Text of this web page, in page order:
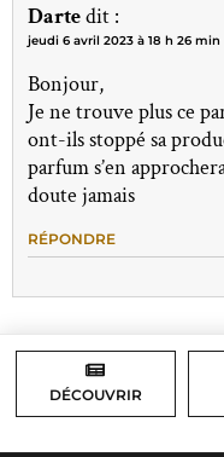
Dartedit :
jeudi 6 avril 2023 à 18 h 26 min
Bonjour,
Je ne trouve plus ce
ont-ils stoppé sa
parfum s’en
doute jamais
RÉPONDRE
DÉCOUVRIR